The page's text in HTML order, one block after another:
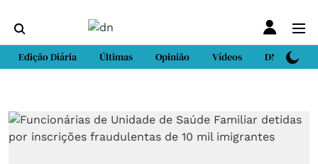
Edição Diária Últimas Opinião Vídeos DN Sport